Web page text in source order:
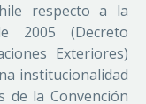
respecto a la
2005 (Decreto
Exteriores)
institucionalidad
de la Convención